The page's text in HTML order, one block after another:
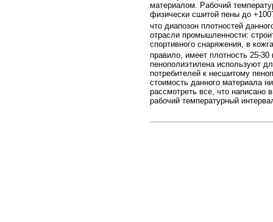
материалом. Рабочий
физически сшитой пены до
что диапозон плотностей
отрасли промышленности:
спортивного снаряжения, в
правило, имеет плотность 25-30
пенополиэтилена используют
потребителей к несшитому
стоимость данного материала
рассмотреть все, что написано
рабочий температурный